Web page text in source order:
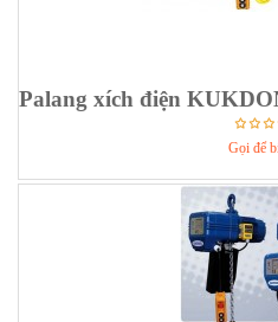
Palang xích điện
Gọi để